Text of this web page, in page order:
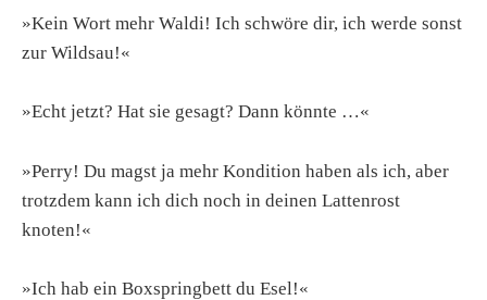
»Kein Wort mehr Waldi! Ich schwöre dir, ich werde sonst
zur Wildsau!«
»Echt jetzt? Hat sie gesagt? Dann könnte …«
»Perry! Du magst ja mehr Kondition haben als ich, aber
trotzdem kann ich dich noch in deinen Lattenrost
knoten!«
»Ich hab ein Boxspringbett du Esel!«